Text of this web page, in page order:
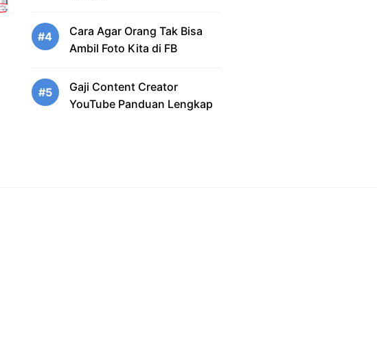
#4
Cara Agar Orang Tak Bisa
Ambil Foto Kita di FB
#5
Gaji Content Creator
YouTube Panduan Lengkap